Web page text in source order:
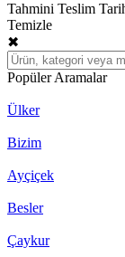
Tahmini Teslim
Temizle
✖
Popüler Aramalar
Ülker
Bizim
Ayçiçek
Besler
Çaykur